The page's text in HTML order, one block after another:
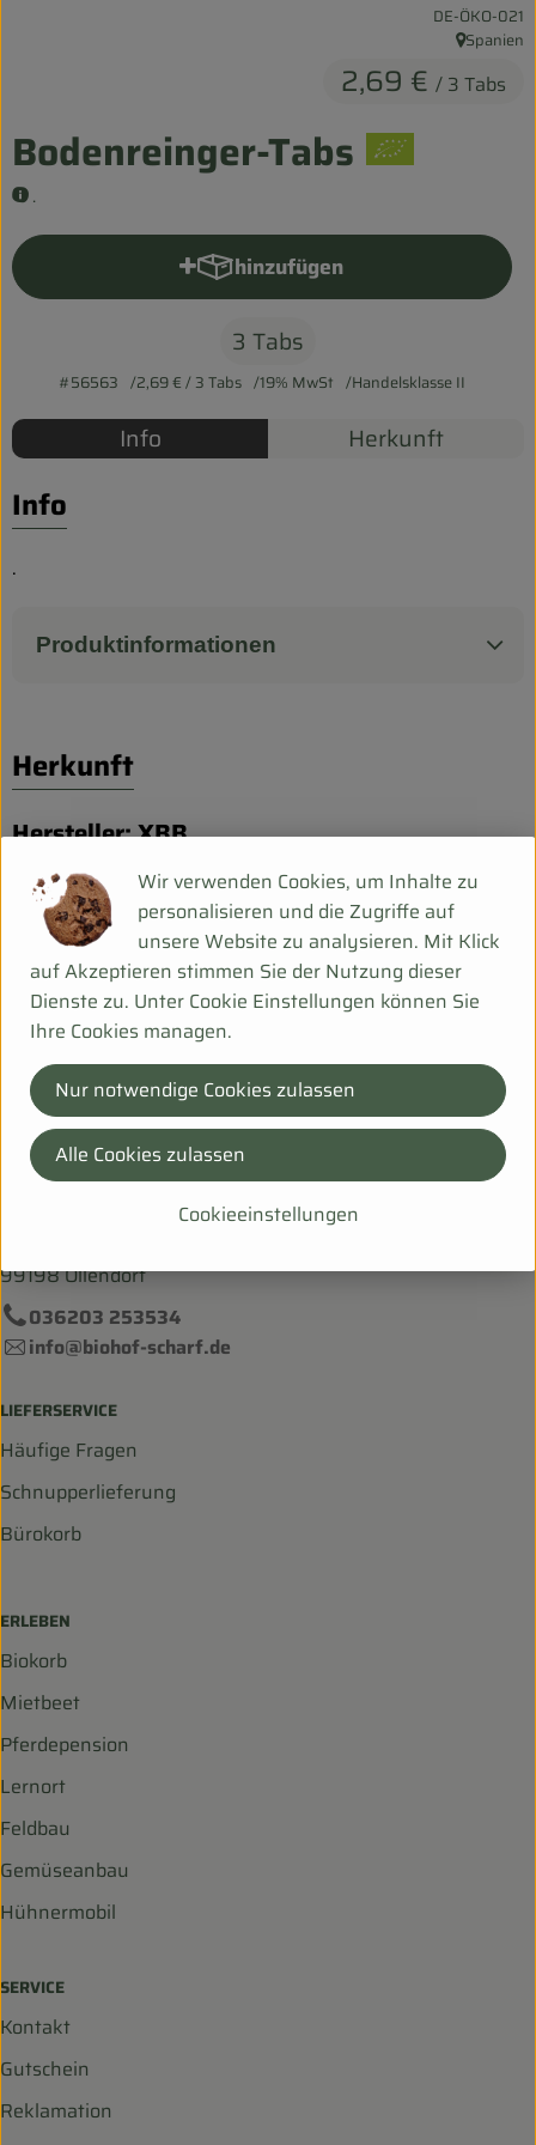
Kühltheke
Vorratskammer
Getränke
Haus & Garten
Biokorb so geht`s
Firmenkunden
Bodenreinger-Tabs
.
2,69 € / 3 Tabs
, Kontrollstelle:
DE-ÖKO-021
, Herkunft:
Spanien
hinzufügen
Produkt zum Warenkorb
3 Tabs
#56563 2,69 €/ 3 Tabs 19% MwSt Handelsklasse II
Info Herkunft
Info
.
Produktinformationen
Herkunft
Hersteller: XBB
Spanien
Biobaula
Bei Fragen helfen wir Dir gerne weiter!
99198 Ollendorf
036203 253534
info@biohof-scharf.de
LIEFERSERVICE
Häufige Fragen
Schnupperlieferung
Bürokorb
ERLEBEN
Biokorb
Mietbeet
Pferdepension
Lernort
Feldbau
Gemüseanbau
Hühnermobil
SERVICE
Kontakt
Gutschein
Reklamation
Wir verwenden Cookies, um Inhalte zu
personalisieren und die Zugriffe auf
unsere Website zu analysieren. Mit Klick
auf Akzeptieren stimmen Sie der Nutzung dieser
Dienste zu. Unter Cookie Einstellungen können Sie
Ihre Cookies managen.
Cookieeinstellungen
Nur notwendige Cookies zulassen
Alle Cookies zulassen